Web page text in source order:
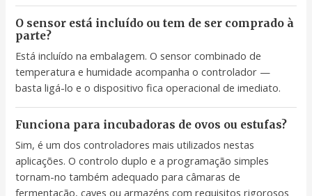
O sensor está incluído ou tem de ser comprado à
parte?
Está incluído na embalagem. O sensor combinado de
temperatura e humidade acompanha o controlador —
basta ligá-lo e o dispositivo fica operacional de imediato.
Funciona para incubadoras de ovos ou estufas?
Sim, é um dos controladores mais utilizados nestas
aplicações. O controlo duplo e a programação simples
tornam-no também adequado para câmaras de
fermentação, caves ou armazéns com requisitos rigorosos